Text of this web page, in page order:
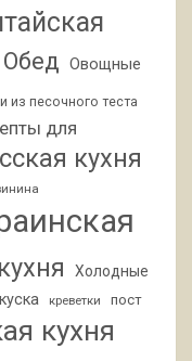
Обед Овощные
из песочного теста
для
кухня
Холодные
креветки пост
кухня